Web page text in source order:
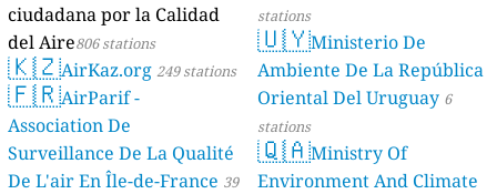
ciudadana por la Calidad
del Aire806 stations
🇰🇿AirKaz.org 249 stations
🇫🇷AirParif -
Association De
Surveillance De La Qualité
De L'air En Île-de-France 39
stations
🇺🇾Ministerio De
Ambiente De La República
Oriental Del Uruguay 6
stations
🇶🇦Ministry Of
Environment And Climate